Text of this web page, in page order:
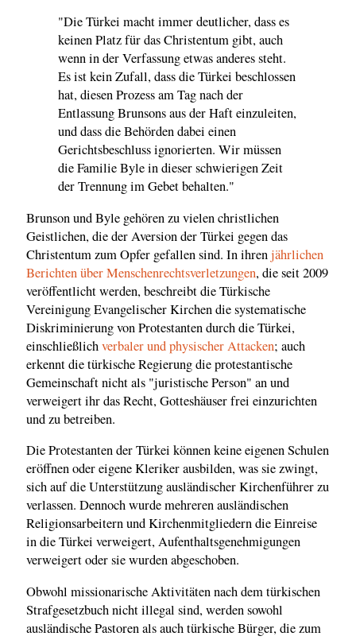
"Die Türkei macht immer deutlicher, dass es
keinen Platz für das Christentum gibt, auch
wenn in der Verfassung etwas anderes steht.
Es ist kein Zufall, dass die Türkei beschlossen
hat, diesen Prozess am Tag nach der
Entlassung Brunsons aus der Haft einzuleiten,
und dass die Behörden dabei einen
Gerichtsbeschluss ignorierten. Wir müssen
die Familie Byle in dieser schwierigen Zeit
der Trennung im Gebet behalten."
Brunson und Byle gehören zu vielen christlichen
Geistlichen, die der Aversion der Türkei gegen das
Christentum zum Opfer gefallen sind. In ihrenjährlichen
Berichten über Menschenrechtsverletzungen, die seit 2009
veröffentlicht werden, beschreibt die Türkische
Vereinigung Evangelischer Kirchen die systematische
Diskriminierung von Protestanten durch die Türkei,
einschließlichverbaler und physischer Attacken; auch
erkennt die türkische Regierung die protestantische
Gemeinschaft nicht als "juristische Person" an und
verweigert ihr das Recht, Gotteshäuser frei einzurichten
und zu betreiben.
Die Protestanten der Türkei können keine eigenen Schulen
eröffnen oder eigene Kleriker ausbilden, was sie zwingt,
sich auf die Unterstützung ausländischer Kirchenführer zu
verlassen. Dennoch wurde mehreren ausländischen
Religionsarbeitern und Kirchenmitgliedern die Einreise
in die Türkei verweigert, Aufenthaltsgenehmigungen
verweigert oder sie wurden abgeschoben.
Obwohl missionarische Aktivitäten nach dem türkischen
Strafgesetzbuch nicht illegal sind, werden sowohl
ausländische Pastoren als auch türkische Bürger, die zum